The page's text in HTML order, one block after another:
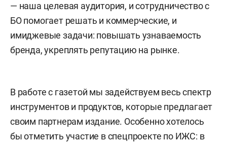
— наша целевая аудитория, и сотрудничество с
БО помогает решать и коммерческие, и
имиджевые задачи: повышать узнаваемость
бренда, укреплять репутацию на рынке.
В работе с газетой мы задействуем весь спектр
инструментов и продуктов, которые предлагает
своим партнерам издание. Особенно хотелось
бы отметить участие в спецпроекте по ИЖС: в